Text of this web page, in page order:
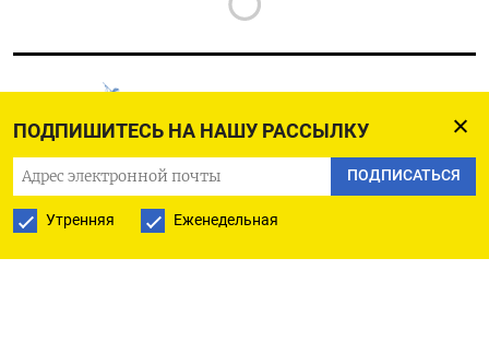
ПОДПИШИТЕСЬ НА НАШУ РАССЫЛКУ
ПОДПИСАТЬСЯ
Утренняя Еженедельная
РУССКАЯ СЛУЖБА
ПОДПИШИТЕСЬ НА НАШУ РАССЫЛКУ